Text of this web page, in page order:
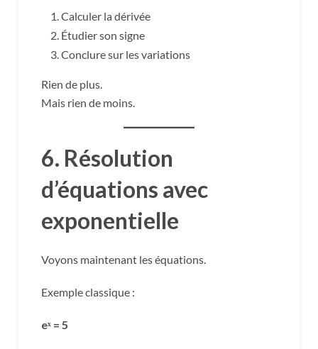
Calculer la dérivée
Étudier son signe
Conclure sur les variations
Rien de plus.
Mais rien de moins.
6. Résolution
d’équations avec
exponentielle
Voyons maintenant les équations.
Exemple classique :
eˣ = 5